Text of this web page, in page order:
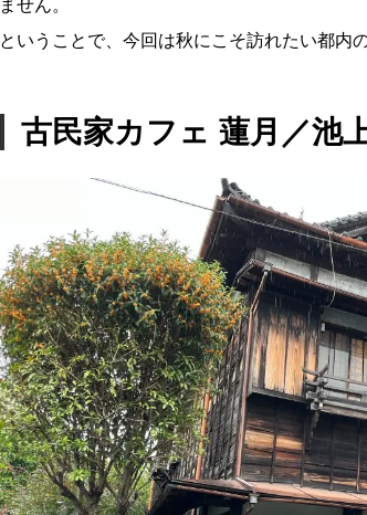
ません。
ということで、今回は秋にこそ訪れたい都内
古民家カフェ 蓮月／池